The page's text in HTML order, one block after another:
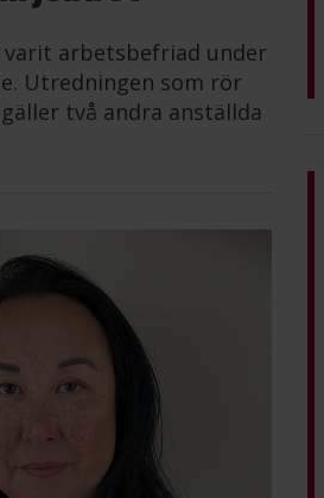
varit arbetsbefriad under
Utredningen som rör
två andra anställda